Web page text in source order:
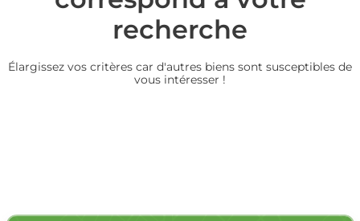
recherche
Élargissez vos critères car d'autres biens sont susceptibles de
vous intéresser !